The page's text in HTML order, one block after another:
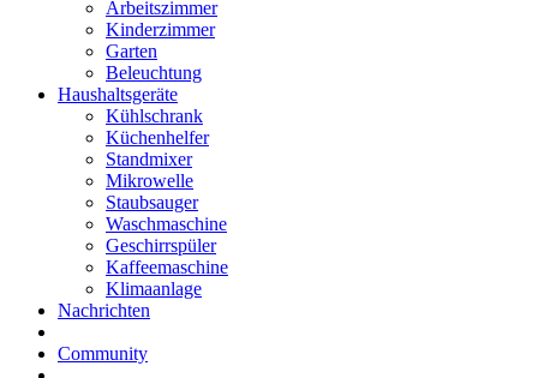
Arbeitszimmer
Kinderzimmer
Garten
Beleuchtung
Haushaltsgeräte
Kühlschrank
Küchenhelfer
Standmixer
Mikrowelle
Staubsauger
Waschmaschine
Geschirrspüler
Kaffeemaschine
Klimaanlage
Nachrichten
Community